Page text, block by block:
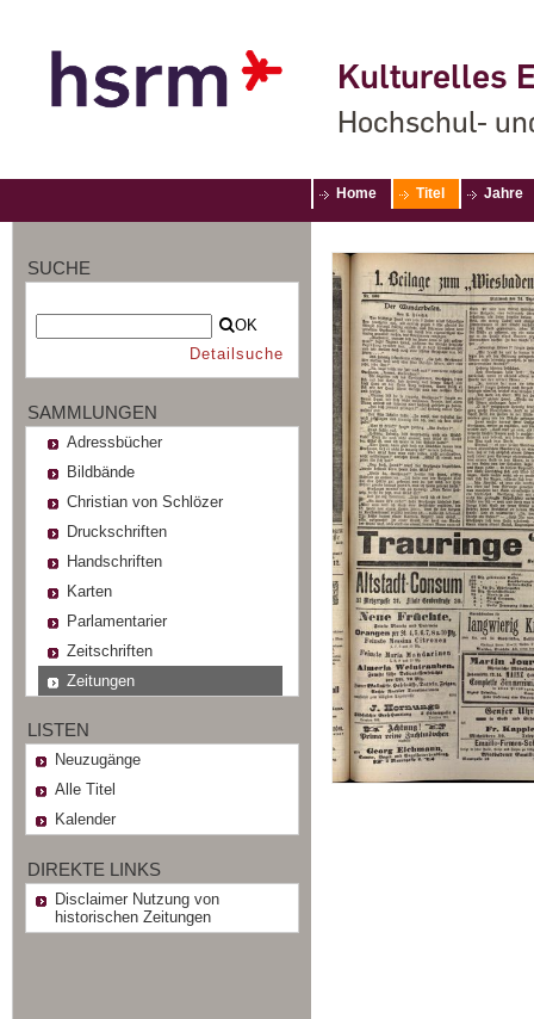
Kulturelles
Hochschul-
Home Titel Jahre
SUCHE
OK
Detailsuche
SAMMLUNGEN
Adressbücher
Bildbände
Christian von Schlözer
Druckschriften
Handschriften
Karten
Parlamentarier
Zeitschriften
Zeitungen
LISTEN
Neuzugänge
Alle Titel
Kalender
DIREKTE LINKS
Disclaimer Nutzung von
historischen Zeitungen